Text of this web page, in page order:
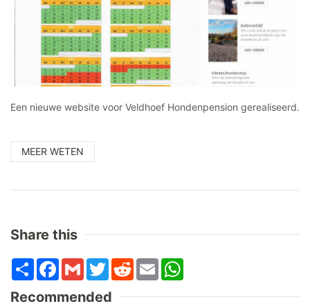
Een nieuwe website voor Veldhoef Hondenpension gerealiseerd.
MEER WETEN
Share this
ShareFacebook
GmailTwitterRedditEmail
Recommended